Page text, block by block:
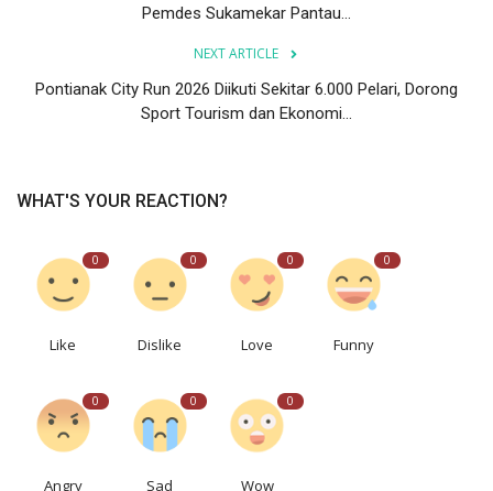
Pemdes Sukamekar Pantau...
NEXT ARTICLE
Pontianak City Run 2026 Diikuti Sekitar 6.000 Pelari, Dorong
Sport Tourism dan Ekonomi...
WHAT'S YOUR REACTION?
0
Like
0
Dislike
0
Love
0
Funny
0
Angry
0
Sad
0
Wow